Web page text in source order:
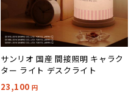
サンリオ 国産 間接照明 キャラク
ター ライト デスクライト
23,100 円